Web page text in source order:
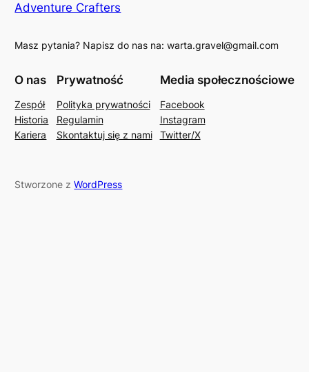
Adventure Crafters
Masz pytania? Napisz do nas na: warta.gravel@gmail.com
O nas
Zespół
Historia
Kariera
Prywatność
Polityka prywatności
Regulamin
Skontaktuj się z nami
Media społecznościowe
Facebook
Instagram
Twitter/X
Stworzone zWordPress